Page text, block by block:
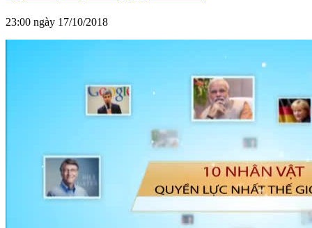
23:00 ngày 17/10/2018